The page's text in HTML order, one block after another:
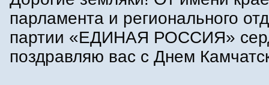
парламента и регионального
партии «ЕДИНАЯ РОССИЯ»
поздравляю вас с Днем